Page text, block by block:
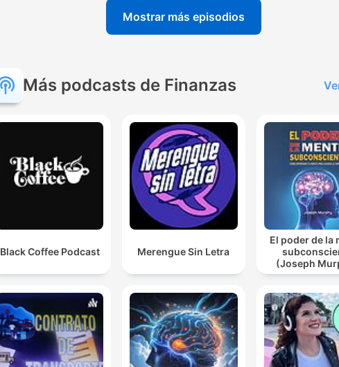
Mostrar más episodios
Más podcasts de Finanzas
Black Coffee Podcast Merengue Sin Letra
El poder de la
(Joseph